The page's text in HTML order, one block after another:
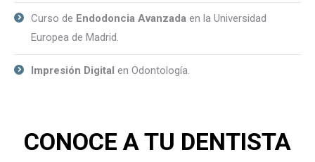
Curso de Endodoncia Avanzada en la Universidad
Europea de Madrid.
Impresión Digital en Odontología.
CONOCE A TU DENTISTA